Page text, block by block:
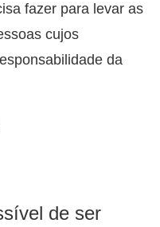
fazer para levar as
cujos
da
de ser